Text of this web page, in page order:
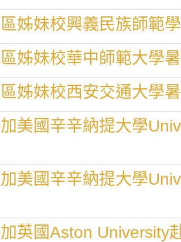
姊妹校興義民族師範
姊妹校華中師範大學
姊妹校西安交通大學
美國辛辛納提大學
美國辛辛納提大學
英國Aston University